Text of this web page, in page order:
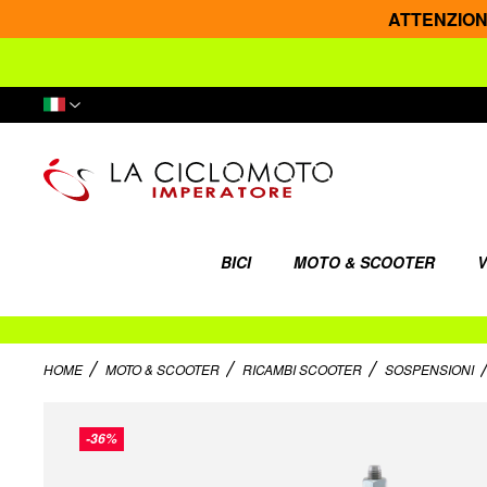
Lingua
BICI MOTO & SCOOTER
HOME MOTO & SCOOTER RICAMBI SCOOTER SOSPENSIONI
-36%